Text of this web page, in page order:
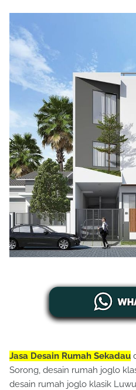
Jasa Desain Rumah Sekadau
Sorong, desain rumah joglo
desain rumah joglo klasik